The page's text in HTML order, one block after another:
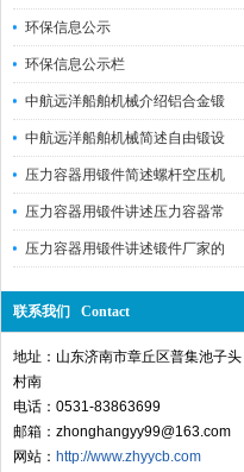
环保信息公示
环保信息公示栏
中航远洋船舶机械介绍铝合金锻
中航远洋船舶机械简述自由锻设
压力容器用锻件简述螺杆空压机
压力容器用锻件讲述压力容器常
压力容器用锻件讲述锻件厂家的
联系我们 Contact
地址：山东济南市章丘区普集池子头
村南
电话：0531-83863699
邮箱：zhonghangyy99@163.com
网站： http://www.zhyycb.com